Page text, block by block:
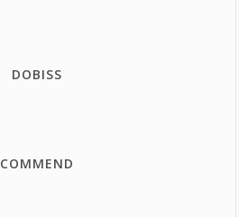
DOBISS
COMMEND